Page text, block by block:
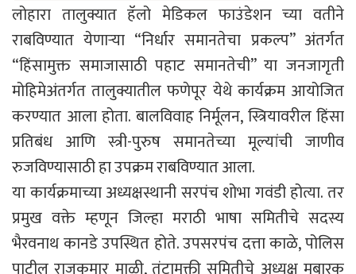
लोहारा तालुक्यात हॅलो मेडिकल फाउंडेशन च्या वतीने
राबविण्यात येणाऱ्या “निर्धार समानतेचा प्रकल्प” अंतर्गत
“हिंसामुक्त समाजासाठी पहाट समानतेची” या जनजागृती
मोहिमेअंतर्गत तालुक्यातील फणेपूर येथे कार्यक्रम आयोजित
करण्यात आला होता. बालविवाह निर्मूलन, स्त्रियावरील हिंसा
प्रतिबंध आणि स्त्री-पुरुष समानतेच्या मूल्यांची जाणीव
रुजविण्यासाठी हा उपक्रम राबविण्यात आला.
या कार्यक्रमाच्या अध्यक्षस्थानी सरपंच शोभा गवंडी होत्या. तर
प्रमुख वक्ते म्हणून जिल्हा मराठी भाषा समितीचे सदस्य
भैरवनाथ कानडे उपस्थित होते. उपसरपंच दत्ता काळे, पोलिस